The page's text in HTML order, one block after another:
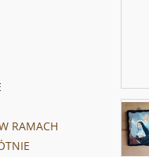
RAMACH